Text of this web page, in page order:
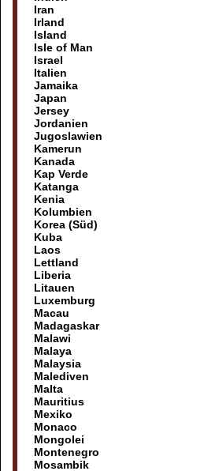
Iran
Irland
Island
Isle of Man
Israel
Italien
Jamaika
Japan
Jersey
Jordanien
Jugoslawien
Kamerun
Kanada
Kap Verde
Katanga
Kenia
Kolumbien
Korea (Süd)
Kuba
Laos
Lettland
Liberia
Litauen
Luxemburg
Macau
Madagaskar
Malawi
Malaya
Malaysia
Malediven
Malta
Mauritius
Mexiko
Monaco
Mongolei
Montenegro
Mosambik